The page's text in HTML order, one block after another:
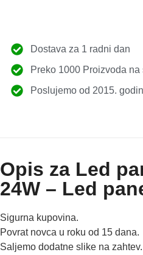
Dostava za 1 radni dan
Preko 1000 Proizvoda na
Poslujemo od 2015.
Opis za Led
24W – Led
Sigurna kupovina.
Povrat novca u roku od 15 dana.
Saljemo dodatne slike na zahtev.